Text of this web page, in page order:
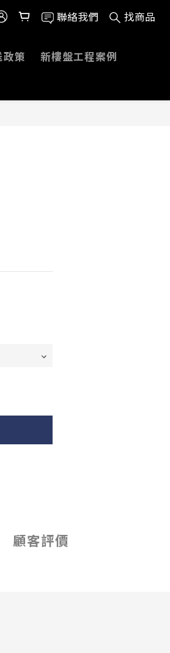
聯絡我們 找商品
政策
新樓盤工程案例
顧客評價